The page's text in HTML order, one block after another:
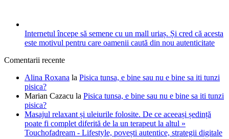
Internetul începe să semene cu un mall uriaș. Și cred că acesta
este motivul pentru care oamenii caută din nou autenticitate
Comentarii recente
Alina Roxana la Pisica tunsa, e bine sau nu e bine sa iti tunzi
pisica?
Marian Cazacu la Pisica tunsa, e bine sau nu e bine sa iti tunzi
pisica?
Masajul relaxant și uleiurile folosite. De ce aceeași ședință
poate fi complet diferită de la un terapeut la altul »
Touchofadream - Lifestyle, povești autentice, strategii digitale